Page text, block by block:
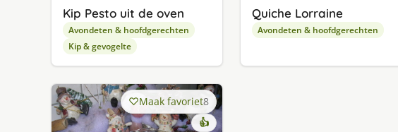
Kip Pesto uit de oven
Avondeten & hoofdgerechten
Kip & gevogelte
Quiche Lorraine
Avondeten & hoofdgerechten
Maak favoriet8
👍